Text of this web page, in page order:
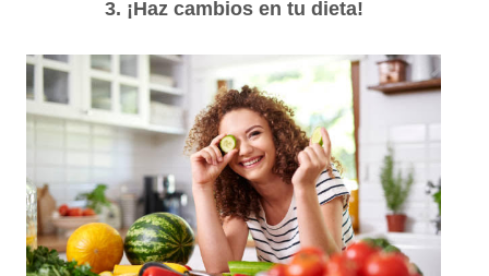
3. ¡Haz cambios en tu dieta!